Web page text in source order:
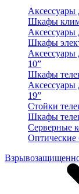
Аксессуары
Шкафы
Аксессуары
Шкафы
Аксессуары
10”
Шкафы
Аксессуары
19”
Стойки
Шкафы
Серверные
Оптические